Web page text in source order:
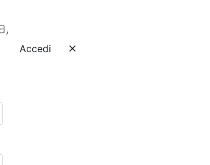
Accedi